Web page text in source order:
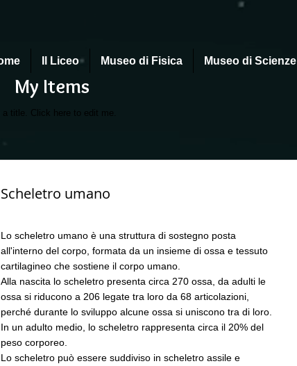
My Items
a title. ​Click here to edit me.
Scheletro umano
Lo scheletro umano è una struttura di sostegno posta
all'interno del corpo, formata da un insieme di ossa e tessuto
cartilagineo che sostiene il corpo umano.
Alla nascita lo scheletro presenta circa 270 ossa, da adulti le
ossa si riducono a 206 legate tra loro da 68 articolazioni,
perché durante lo sviluppo alcune ossa si uniscono tra di loro.
In un adulto medio, lo scheletro rappresenta circa il 20% del
peso corporeo.
Lo scheletro può essere suddiviso in scheletro assile e
Il Liceo Museo di Fisica Museo di Scienze